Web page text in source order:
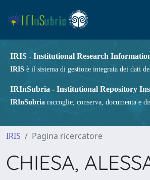
IRIS - Institutional Research
IRIS è il sistema di gestione integrata dei dati
IRInSubria - Institutional Repository
IRInSubria raccoglie, conserva, documenta e
IRIS Pagina ricercatore
CHIESA,